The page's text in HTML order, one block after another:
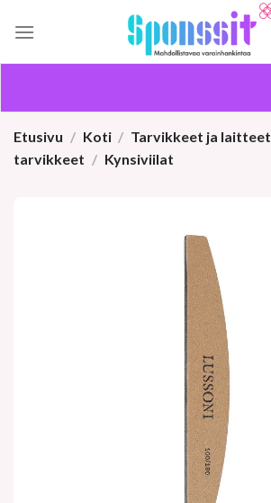
Etusivu / Koti / Tarvikkeet ja laitteet
tarvikkeet / Kynsiviilat